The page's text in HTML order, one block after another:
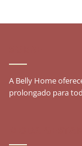
A Belly Home
prolongado para